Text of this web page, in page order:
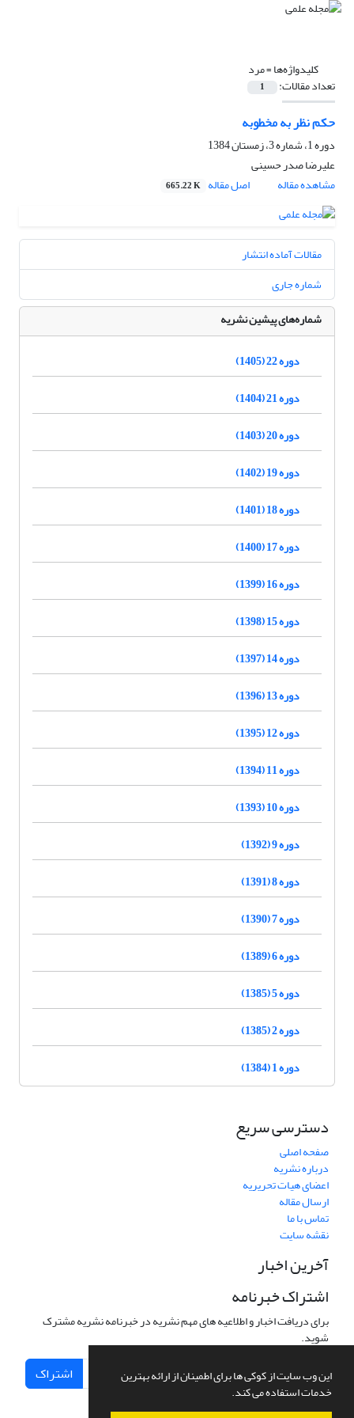
این وب سایت از کوکی ها برای اطمینان از ارائه بهترین
خدمات استفاده می کند.
کلیدواژه‌ها =مرد
تعداد مقالات: 1
حکم نظر به مخطوبه
دوره 1، شماره 3، زمستان 1384
علیرضا صدر حسینی
مشاهده مقاله
اصل مقاله 665.22 K
مقالات آماده انتشار
شماره جاری
شماره‌های پیشین نشریه
دوره 22 (1405)
دوره 21 (1404)
دوره 20 (1403)
دوره 19 (1402)
دوره 18 (1401)
دوره 17 (1400)
دوره 16 (1399)
دوره 15 (1398)
دوره 14 (1397)
دوره 13 (1396)
دوره 12 (1395)
دوره 11 (1394)
دوره 10 (1393)
دوره 9 (1392)
دوره 8 (1391)
دوره 7 (1390)
دوره 6 (1389)
دوره 5 (1385)
دوره 2 (1385)
دوره 1 (1384)
دسترسی سریع
صفحه اصلی
درباره نشریه
اعضای هیات تحریریه
ارسال مقاله
تماس با ما
نقشه سایت
آخرین اخبار
اشتراک خبرنامه
برای دریافت اخبار و اطلاعیه های مهم نشریه در خبرنامه نشریه مشترک
شوید.
اشتراک